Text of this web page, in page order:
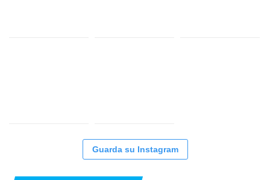
Guarda su Instagram